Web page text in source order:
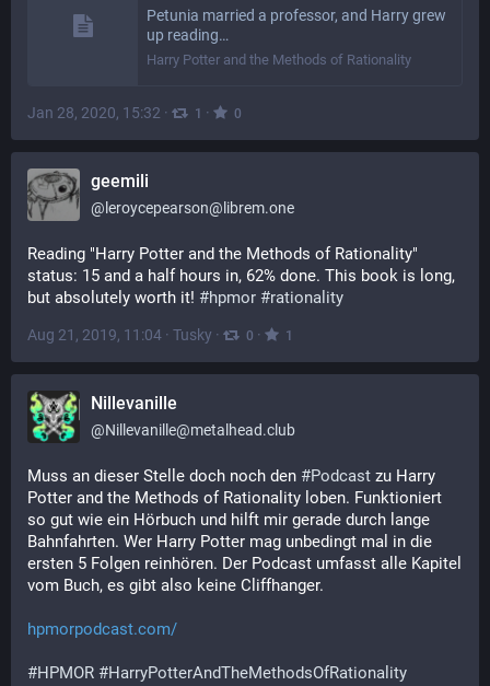
Petunia married a professor, and Harry grew
up reading…
Harry Potter and the Methods of Rationality
Jan 28, 2020, 15:32 · 1 · 0
geemili
@ leroycepearson@librem.one
Reading "Harry Potter and the Methods of Rationality"
status: 15 and a half hours in, 62% done. This book is long,
but absolutely worth it! #hpmor #rationality
Aug 21, 2019, 11:04 · Tusky · 0 · 1
Nillevanille
@Nillevanille@metalhead.club
Muss an dieser Stelle doch noch den #Podcast zu Harry
Potter and the Methods of Rationality loben. Funktioniert
so gut wie ein Hörbuch und hilft mir gerade durch lange
Bahnfahrten. Wer Harry Potter mag unbedingt mal in die
ersten 5 Folgen reinhören. Der Podcast umfasst alle Kapitel
vom Buch, es gibt also keine Cliffhanger.
hpmorpodcast.com/
#HPMOR #HarryPotterAndTheMethodsOfRationality